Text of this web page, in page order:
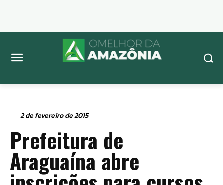
2 de fevereiro de 2015
Prefeitura de
Araguaína abre